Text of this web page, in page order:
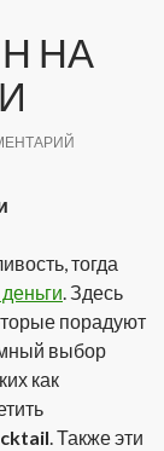
НА
тогда
. Здесь
порадуют
выбор
как
. Также эти